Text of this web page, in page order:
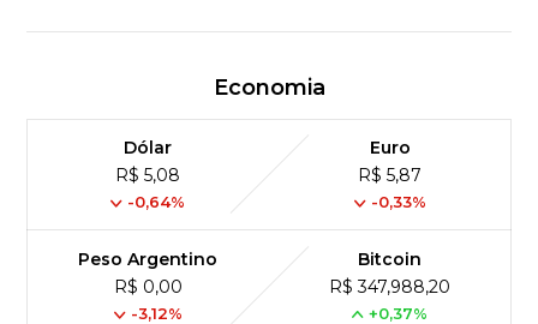
Economia
Dólar
R$ 5,08
-0,64%
Euro
R$ 5,87
-0,33%
Peso Argentino
R$ 0,00
-3,12%
Bitcoin
R$ 347,988,20
+0,37%